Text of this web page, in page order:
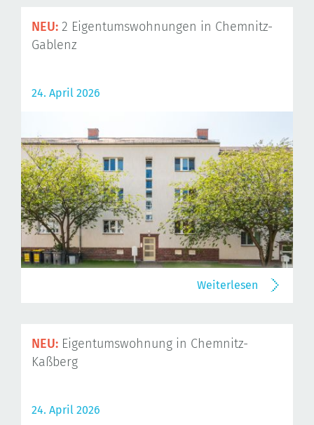
NEU: 2 Eigentumswohnungen in Chemnitz-
Gablenz
24. April 2026
Weiterlesen
NEU: Eigentumswohnung in Chemnitz-
Kaßberg
24. April 2026